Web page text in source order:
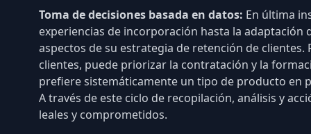
Toma de decisiones basada en datos: En última
experiencias de incorporación hasta la
aspectos de su estrategia de retención de
clientes, puede priorizar la contratación y la
prefiere sistemáticamente un tipo de producto en
A través de este ciclo de recopilación, análisis y
leales y comprometidos.